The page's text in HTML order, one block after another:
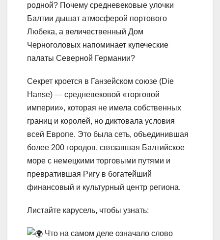
родной? Почему средневековые улочки
Балтии дышат атмосферой портового
Любека, а величественный Дом
Черноголовых напоминает купеческие
палаты Северной Германии?
Секрет кроется в Ганзейском союзе (Die
Hanse) — средневековой «торговой
империи», которая не имела собственных
границ и королей, но диктовала условия
всей Европе. Это была сеть, объединившая
более 200 городов, связавшая Балтийское
море с немецкими торговыми путями и
превратившая Ригу в богатейший
финансовый и культурный центр региона.
Листайте карусель, чтобы узнать:
Что на самом деле означало слово